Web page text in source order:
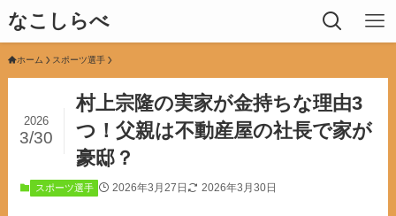
なこしらべ
ホーム スポーツ選手
村上宗隆の実家が金持ちな理由3
つ！父親は不動産屋の社長で家が
豪邸？
2026
3/30
スポーツ選手 2026年3月27日 2026年3月30日